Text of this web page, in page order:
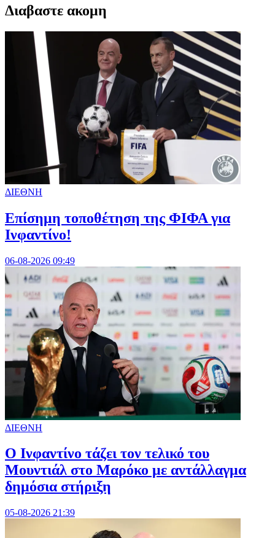
Διαβαστε ακομη
ΔΙΕΘΝΗ
Επίσημη τοποθέτηση της ΦΙΦΑ για
Ινφαντίνο!
06-08-2026 09:49
ΔΙΕΘΝΗ
Ο Ινφαντίνο τάζει τον τελικό του
Μουντιάλ στο Μαρόκο με αντάλλαγμα
δημόσια στήριξη
05-08-2026 21:39